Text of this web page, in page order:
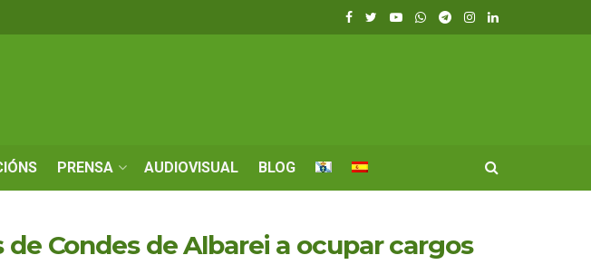
PRENSA AUDIOVISUAL BLOG
Condes de Albarei a ocupar cargos